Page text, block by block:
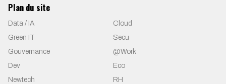
Plan du site
Data / IA
Cloud
Green IT
Secu
Gouvernance
@Work
Dev
Eco
Newtech
RH